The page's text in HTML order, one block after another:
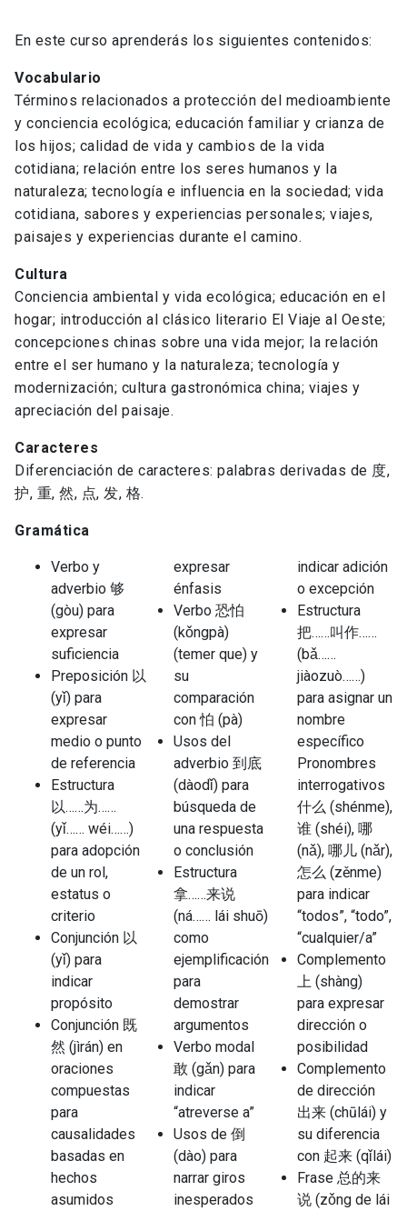
En este curso aprenderás los siguientes contenidos:
Vocabulario
Términos relacionados a protección del medioambiente
y conciencia ecológica; educación familiar y crianza de
los hijos; calidad de vida y cambios de la vida
cotidiana; relación entre los seres humanos y la
naturaleza; tecnología e influencia en la sociedad; vida
cotidiana, sabores y experiencias personales; viajes,
paisajes y experiencias durante el camino.
Cultura
Conciencia ambiental y vida ecológica; educación en el
hogar; introducción al clásico literario El Viaje al Oeste;
concepciones chinas sobre una vida mejor; la relación
entre el ser humano y la naturaleza; tecnología y
modernización; cultura gastronómica china; viajes y
apreciación del paisaje.
Caracteres
Diferenciación de caracteres: palabras derivadas de 度,
护, 重, 然, 点, 发, 格.
Gramática
Verbo y
adverbio 够
(gòu) para
expresar
suficiencia
Preposición 以
(yǐ) para
expresar
medio o punto
de referencia
Estructura
以……为……
(yǐ…… wéi……)
para adopción
de un rol,
estatus o
criterio
Conjunción 以
(yǐ) para
indicar
propósito
Conjunción 既
然 (jìrán) en
oraciones
compuestas
para
causalidades
basadas en
hechos
asumidos
expresar
énfasis
Verbo 恐怕
(kǒngpà)
(temer que) y
su
comparación
con 怕 (pà)
Usos del
adverbio 到底
(dàodǐ) para
búsqueda de
una respuesta
o conclusión
Estructura
拿……来说
(ná…… lái shuō)
como
ejemplificación
para
demostrar
argumentos
Verbo modal
敢 (gǎn) para
indicar
“atreverse a”
Usos de 倒
(dào) para
narrar giros
inesperados
indicar adición
o excepción
Estructura
把……叫作……
(bǎ……
jiàozuò……)
para asignar un
nombre
específico
Pronombres
interrogativos
什么 (shénme),
谁 (shéi), 哪
(nǎ), 哪儿 (nǎr),
怎么 (zěnme)
para indicar
“todos”, “todo”,
“cualquier/a”
Complemento
上 (shàng)
para expresar
dirección o
posibilidad
Complemento
de dirección
出来 (chūlái) y
su diferencia
con 起来 (qǐlái)
Frase 总的来
说 (zǒng de lái